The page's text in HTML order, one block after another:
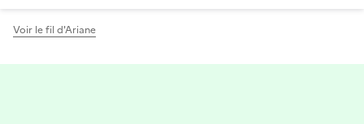
Voir le fil d'Ariane